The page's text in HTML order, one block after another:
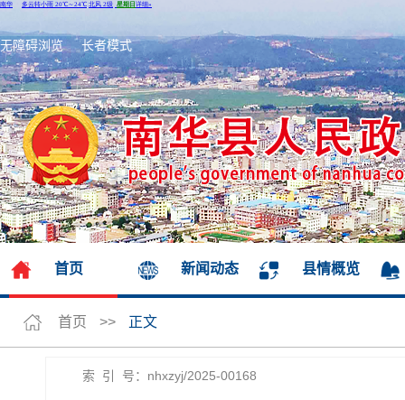
无障碍浏览 长者模式
首页 新闻动态 县情概览
首页 >> 正文
索 引 号：nhxzyj/2025-00168